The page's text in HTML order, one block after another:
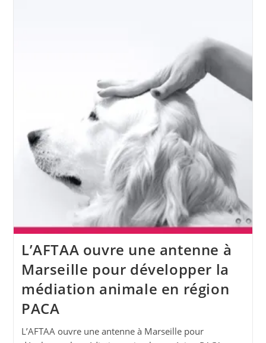
L’AFTAA ouvre une antenne à
Marseille pour développer la
médiation animale en région
PACA
L’AFTAA ouvre une antenne à Marseille pour